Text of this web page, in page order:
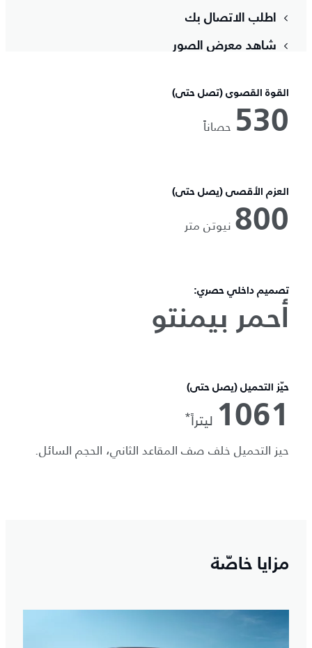
اطلب الاتصال بك
شاهد معرض الصور
القوة القصوى (تصل حتى)
530 حصاناً
العزم الأقصى (يصل حتى)
800 نيوتن متر
تصميم داخلي حصري:
أحمر بيمنتو
حيّز التحميل (يصل حتى)
1061 ليتراً*
حيز التحميل خلف صف المقاعد الثاني، الحجم السائل.
مزايا خاصّة